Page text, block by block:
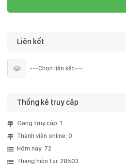
Liên kết
Thống kê truy cập
Đang truy cập: 1
Thành viên online: 0
Hôm nay: 72
Tháng hiện tại: 28503